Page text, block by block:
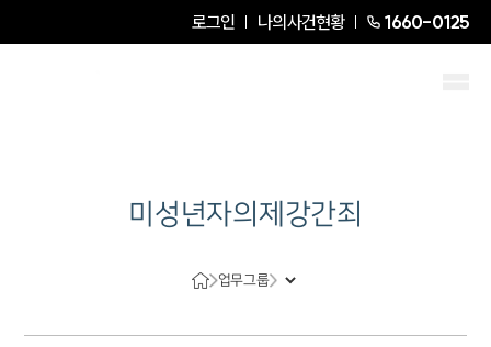
로그인 나의사건현황 1660-0125
미성년자의제강간죄
업무그룹